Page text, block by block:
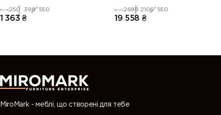
250 398 550
1 363 ₴
2688 2106 550
19 558 ₴
MiroMark - меблі, що створені для тебе